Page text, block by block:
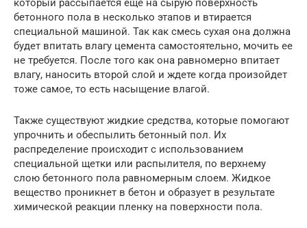
бетонного пола в несколько этапов и втирается
специальной машиной. Так как смесь сухая она должна
будет впитать влагу цемента самостоятельно, мочить ее
не требуется. После того как она равномерно впитает
влагу, наносить второй слой и ждете когда произойдет
тоже самое, то есть насыщение влагой.
Также существуют жидкие средства, которые помогают
упрочнить и обеспылить бетонный пол. Их
распределение происходит с использованием
специальной щетки или распылителя, по верхнему
слою бетонного пола равномерным слоем. Жидкое
вещество проникнет в бетон и образует в результате
химической реакции пленку на поверхности пола.